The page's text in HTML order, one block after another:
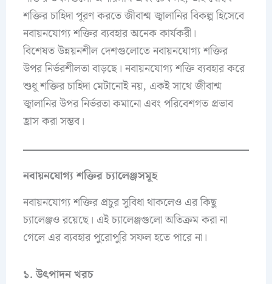
শক্তির চাহিদা পূরণ করতে জীবাশ্ম জ্বালানির বিকল্প হিসেবে
নবায়নযোগ্য শক্তির ব্যবহার অনেক কার্যকরী।
বিশেষত উন্নয়নশীল দেশগুলোতে নবায়নযোগ্য শক্তির
উপর নির্ভরশীলতা বাড়ছে। নবায়নযোগ্য শক্তি ব্যবহার করে
শুধু শক্তির চাহিদা মেটানোই নয়, একই সাথে জীবাশ্ম
জ্বালানির উপর নির্ভরতা কমানো এবং পরিবেশগত প্রভাব
হ্রাস করা সম্ভব।
নবায়নযোগ্য শক্তির চ্যালেঞ্জসমূহ
নবায়নযোগ্য শক্তির প্রচুর সুবিধা থাকলেও এর কিছু
চ্যালেঞ্জও রয়েছে। এই চ্যালেঞ্জগুলো অতিক্রম করা না
গেলে এর ব্যবহার পুরোপুরি সফল হতে পারে না।
১. উৎপাদন খরচ